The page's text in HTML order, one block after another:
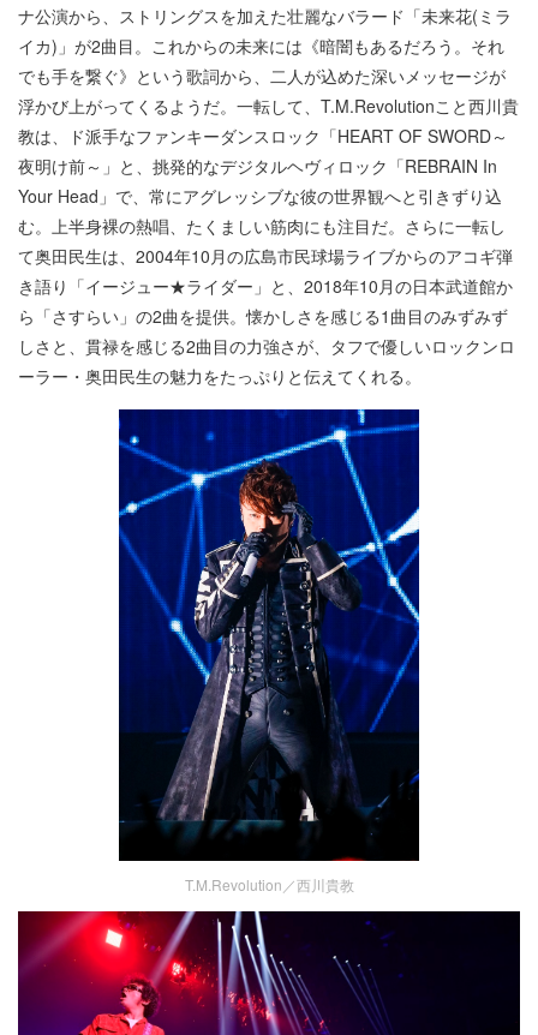
ナ公演から、ストリングスを加えた壮麗なバラード「未来花(ミラ
イカ)」が2曲目。これからの未来には《暗闇もあるだろう。それ
でも手を繋ぐ》という歌詞から、二人が込めた深いメッセージが
浮かび上がってくるようだ。一転して、T.M.Revolutionこと西川貴
教は、ド派手なファンキーダンスロック「HEART OF SWORD～
夜明け前～」と、挑発的なデジタルヘヴィロック「REBRAIN In
Your Head」で、常にアグレッシブな彼の世界観へと引きずり込
む。上半身裸の熱唱、たくましい筋肉にも注目だ。さらに一転し
て奥田民生は、2004年10月の広島市民球場ライブからのアコギ弾
き語り「イージュー★ライダー」と、2018年10月の日本武道館か
ら「さすらい」の2曲を提供。懐かしさを感じる1曲目のみずみず
しさと、貫禄を感じる2曲目の力強さが、タフで優しいロックンロ
ーラー・奥田民生の魅力をたっぷりと伝えてくれる。
T.M.Revolution／西川貴教